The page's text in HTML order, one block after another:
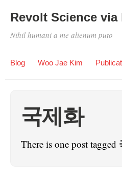
Revolt Science
Nihil humani a me alienum puto
Blog Woo Jae Kim
국제화
There is one post tagged